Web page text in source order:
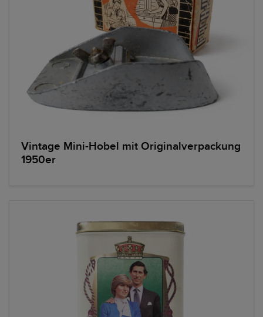
Vintage Mini-Hobel mit Originalverpackung
1950er